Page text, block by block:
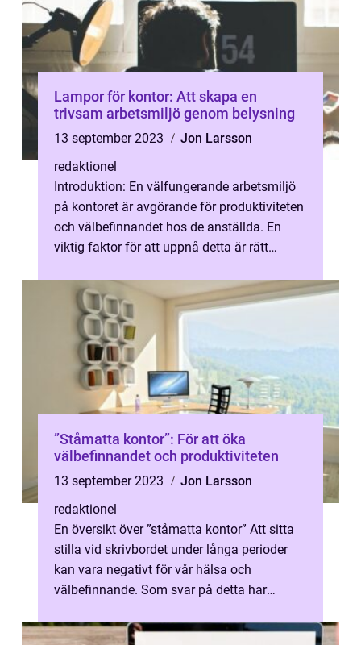
Lampor för kontor: Att skapa en
trivsam arbetsmiljö genom belysning
13 september 2023
Jon Larsson
redaktionel
Introduktion: En välfungerande arbetsmiljö
på kontoret är avgörande för produktiviteten
och välbefinnandet hos de anställda. En
viktig faktor för att uppnå detta är rätt
”Ståmatta kontor”: För att öka
välbefinnandet och produktiviteten
13 september 2023
Jon Larsson
redaktionel
En översikt över ”ståmatta kontor” Att sitta
stilla vid skrivbordet under långa perioder
kan vara negativt för vår hälsa och
välbefinnande. Som svar på detta har